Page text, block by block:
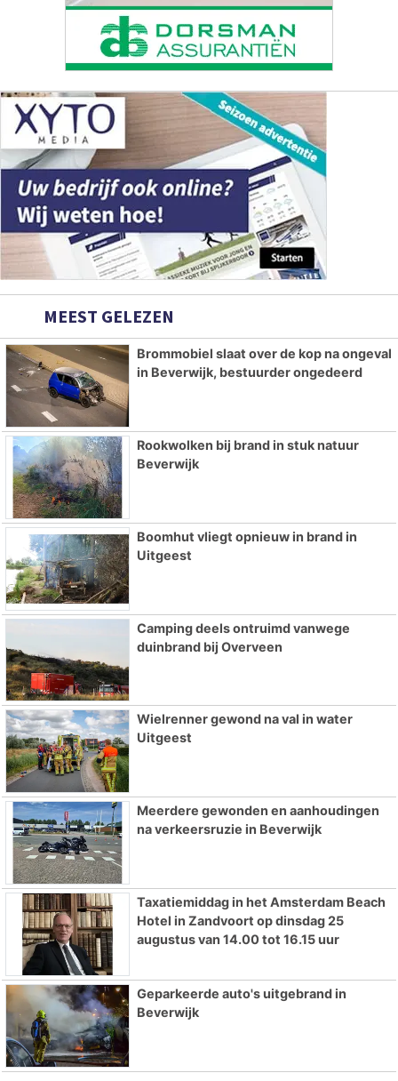
MEEST GELEZEN
Brommobiel slaat over de kop na ongeval
in Beverwijk, bestuurder ongedeerd
Rookwolken bij brand in stuk natuur
Beverwijk
Boomhut vliegt opnieuw in brand in
Uitgeest
Camping deels ontruimd vanwege
duinbrand bij Overveen
Wielrenner gewond na val in water
Uitgeest
Meerdere gewonden en aanhoudingen
na verkeersruzie in Beverwijk
Taxatiemiddag in het Amsterdam Beach
Hotel in Zandvoort op dinsdag 25
augustus van 14.00 tot 16.15 uur
Geparkeerde auto's uitgebrand in
Beverwijk